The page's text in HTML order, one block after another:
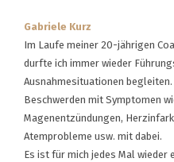
Gabriele Kurz
Im Laufe meiner 20-jährigen
durfte ich immer wieder
Ausnahmesituationen
Beschwerden mit Symptomen
Magenentzündungen,
Atemprobleme usw. mit dabei.
Es ist für mich jedes Mal wieder